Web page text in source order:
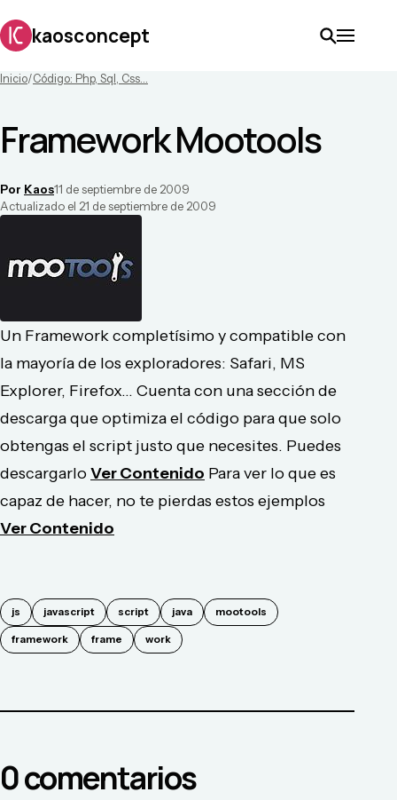
kaosconcept
Inicio/Código: Php, Sql, Css...
Framework Mootools
Por Kaos11 de septiembre de 2009
Actualizado el 21 de septiembre de 2009
Un Framework completísimo y compatible con
la mayoría de los exploradores: Safari, MS
Explorer, Firefox... Cuenta con una sección de
descarga que optimiza el código para que solo
obtengas el script justo que necesites. Puedes
descargarloVer Contenido Para ver lo que es
capaz de hacer, no te pierdas estos ejemplos
Ver Contenido
js javascript script java mootools
framework frame work
0comentarios